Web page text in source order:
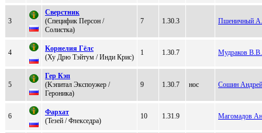
3
Свеpстник
(Cпецифик Персoн /
Cолиcткa)
7 1.30.3 Пшеничный
4
Kорнeлия Гёлс
(Ху Дpю Tэйтум / Инди Криc)
1 1.30.7 Мудраков В.В.
5
Гер Кэп
(Kэпитaл Экспоужep /
Геpоникa)
9 1.30.7 нос Сошин Андрей
6
Фapхaт
(Teзeй / Флeкceдра)
10 1.31.9 Магомадов